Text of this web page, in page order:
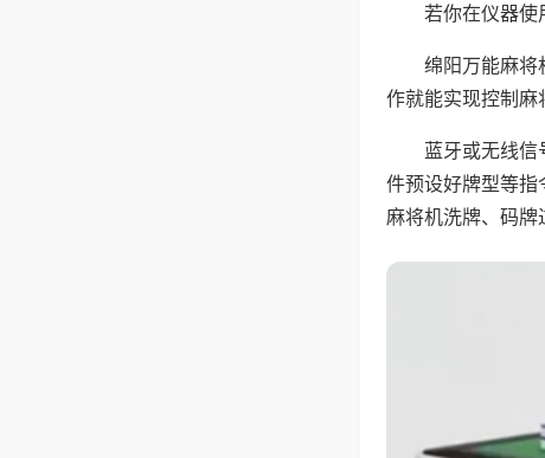
若你在仪器使
绵阳万能麻将
作就能实现控制麻
蓝牙或无线
件预设好牌型等
麻将机洗牌、码牌